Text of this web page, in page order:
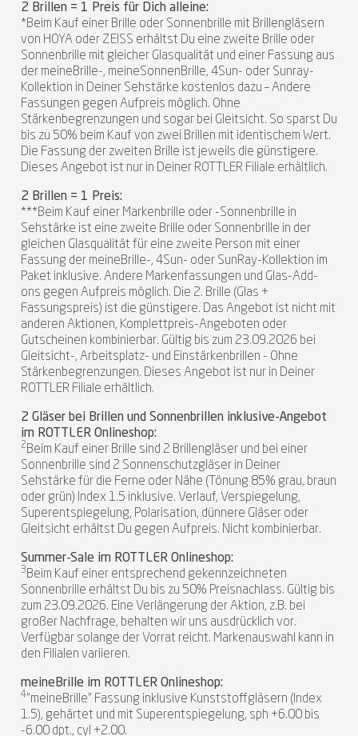
2 Brillen = 1 Preis für Dich alleine:
*Beim Kauf einer Brille oder Sonnenbrille mit Brillengläsern
von HOYA oder ZEISS erhältst Du eine zweite Brille oder
Sonnenbrille mit gleicher Glasqualität und einer Fassung aus
der meineBrille-, meineSonnenBrille, 4Sun- oder Sunray-
Kollektion in Deiner Sehstärke kostenlos dazu – Andere
Fassungen gegen Aufpreis möglich. Ohne
Stärkenbegrenzungen und sogar bei Gleitsicht. So sparst Du
bis zu 50% beim Kauf von zwei Brillen mit identischem Wert.
Die Fassung der zweiten Brille ist jeweils die günstigere.
Dieses Angebot ist nur in Deiner ROTTLER Filiale erhältlich.
2 Brillen = 1 Preis:
***Beim Kauf einer Markenbrille oder -Sonnenbrille in
Sehstärke ist eine zweite Brille oder Sonnenbrille in der
gleichen Glasqualität für eine zweite Person mit einer
Fassung der meineBrille-, 4Sun- oder SunRay-Kollektion im
Paket inklusive. Andere Markenfassungen und Glas-Add-
ons gegen Aufpreis möglich. Die 2. Brille (Glas +
Fassungspreis) ist die günstigere. Das Angebot ist nicht mit
anderen Aktionen, Komplettpreis-Angeboten oder
Gutscheinen kombinierbar. Gültig bis zum 23.09.2026 bei
Gleitsicht-, Arbeitsplatz- und Einstärkenbrillen - Ohne
Stärkenbegrenzungen. Dieses Angebot ist nur in Deiner
ROTTLER Filiale erhältlich.
2 Gläser bei Brillen und Sonnenbrillen inklusive-Angebot
im ROTTLER Onlineshop:
2 Beim Kauf einer Brille sind 2 Brillengläser und bei einer
Sonnenbrille sind 2 Sonnenschutzgläser in Deiner
Sehstärke für die Ferne oder Nähe (Tönung 85% grau, braun
oder grün) Index 1.5 inklusive. Verlauf, Verspiegelung,
Superentspiegelung, Polarisation, dünnere Gläser oder
Gleitsicht erhältst Du gegen Aufpreis. Nicht kombinierbar.
Summer-Sale im ROTTLER Onlineshop:
3 Beim Kauf einer entsprechend gekennzeichneten
Sonnenbrille erhältst Du bis zu 50% Preisnachlass. Gültig bis
zum 23.09.2026. Eine Verlängerung der Aktion, z.B. bei
großer Nachfrage, behalten wir uns ausdrücklich vor.
Verfügbar solange der Vorrat reicht. Markenauswahl kann in
den Filialen variieren.
meineBrille im ROTTLER Onlineshop:
4"meineBrille" Fassung inklusive Kunststoffgläsern (Index
1.5), gehärtet und mit Superentspiegelung, sph +6.00 bis
-6.00 dpt., cyl +2.00.